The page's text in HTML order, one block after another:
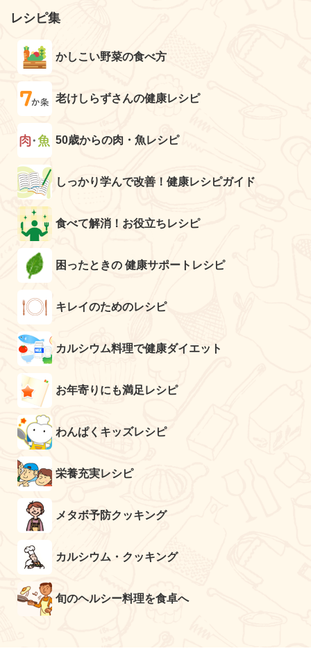
レシピ集
かしこい野菜の食べ方
老けしらずさんの健康レシピ
50歳からの肉・魚レシピ
しっかり学んで改善！健康レシピガイド
食べて解消！お役立ちレシピ
困ったときの 健康サポートレシピ
キレイのためのレシピ
カルシウム料理で健康ダイエット
お年寄りにも満足レシピ
わんぱくキッズレシピ
栄養充実レシピ
メタボ予防クッキング
カルシウム・クッキング
旬のヘルシー料理を食卓へ